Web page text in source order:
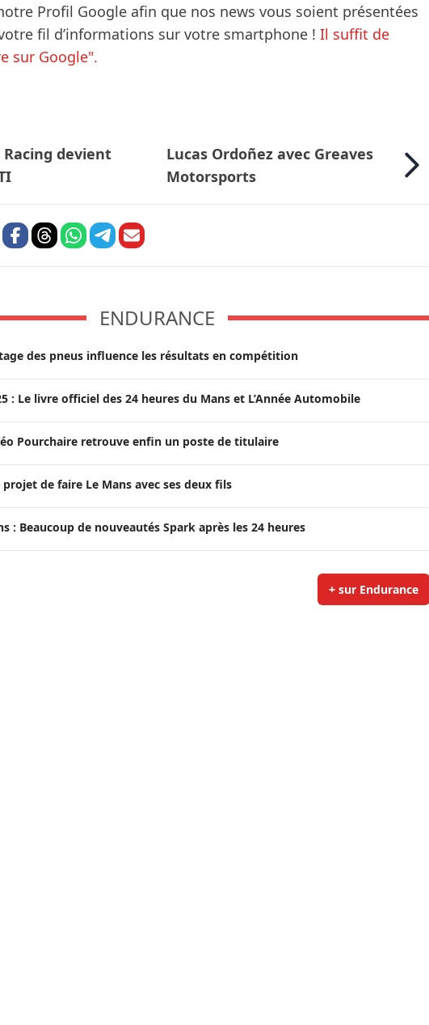
Profil Google afin que nos news vous soient présentées
fil d’informations sur votre smartphone ! Il suffit de
sur Google".
devient
Lucas Ordoñez avec Greaves
Motorsports
ENDURANCE
des pneus influence les résultats en compétition
: Le livre officiel des 24 heures du Mans et L’Année Automobile
Pourchaire retrouve enfin un poste de titulaire
de faire Le Mans avec ses deux fils
: Beaucoup de nouveautés Spark après les 24 heures
+ sur Endurance